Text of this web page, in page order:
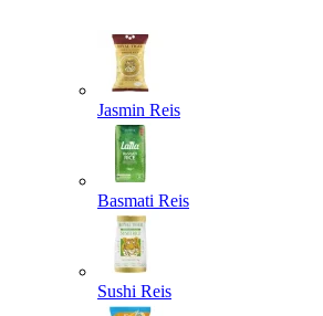
Jasmin Reis
Basmati Reis
Sushi Reis